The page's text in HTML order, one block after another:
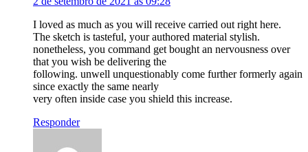
I loved as much as you will receive carried out right here.
The sketch is tasteful, your authored material stylish.
nonetheless, you command get bought an nervousness over
that you wish be delivering the
following. unwell unquestionably come further formerly again
since exactly the same nearly
very often inside case you shield this increase.
Responder